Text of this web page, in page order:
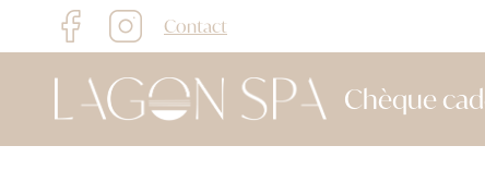
Contact
Chèque